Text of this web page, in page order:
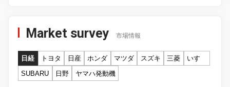
Market survey 市場情報
日経 トヨタ 日産 ホンダ マツダ スズキ 三菱
いすゞ
SUBARU
日野 ヤマハ発動機